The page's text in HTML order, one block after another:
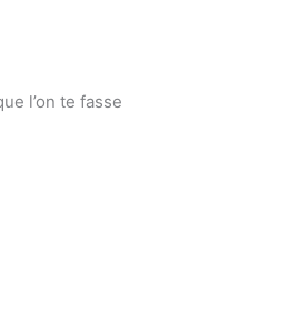
l’on te fasse